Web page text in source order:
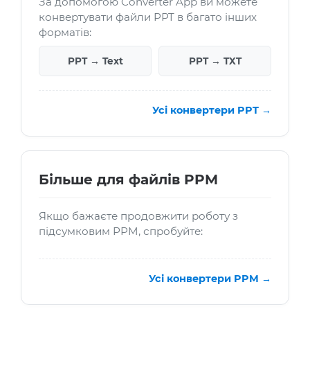
конвертувати файли PPT в багато інших
форматів:
PPT → Text PPT → TXT
Усі конвертери PPT →
Більше для файлів PPM
Якщо бажаєте продовжити роботу з
підсумковим PPM, спробуйте:
Усі конвертери PPM →